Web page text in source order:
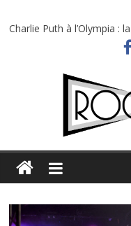
Charlie Puth à l’Olympia :
Festival Triptyque : un
Hellfest 2026 vendredi :
Hellfest 2026 jeudi :
Première édition du